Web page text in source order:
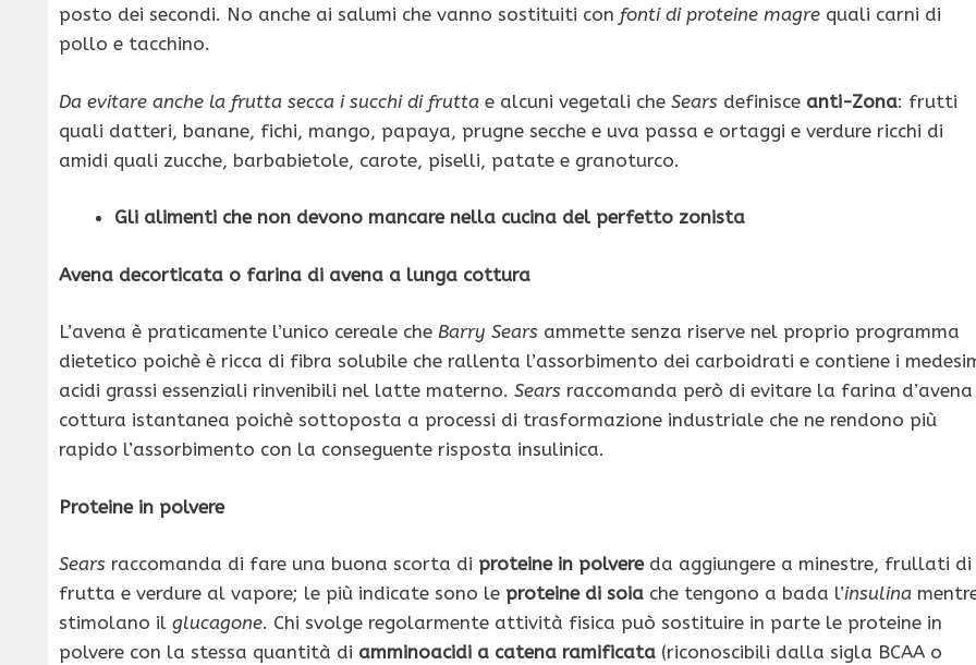
posto dei secondi. No anche ai salumi che vanno sostituiti con fonti di proteine magre quali carni di
pollo e tacchino.
Da evitare anche la frutta secca i succhi di frutta e alcuni vegetali che Sears definisce anti-Zona: frutti
quali datteri, banane, fichi, mango, papaya, prugne secche e uva passa e ortaggi e verdure ricchi di
amidi quali zucche, barbabietole, carote, piselli, patate e granoturco.
Gli alimenti che non devono mancare nella cucina del perfetto zonista
Avena decorticata o farina di avena a lunga cottura
L’avena è praticamente l’unico cereale che Barry Sears ammette senza riserve nel proprio programma
dietetico poichè è ricca di fibra solubile che rallenta l’assorbimento dei carboidrati e contiene i
acidi grassi essenziali rinvenibili nel latte materno. Sears raccomanda però di evitare la farina
cottura istantanea poichè sottoposta a processi di trasformazione industriale che ne rendono più
rapido l’assorbimento con la conseguente risposta insulinica.
Proteine in polvere
Sears raccomanda di fare una buona scorta di proteine in polvereda aggiungere a minestre, frullati di
frutta e verdure al vapore; le più indicate sono le proteine di soia che tengono a bada l’insulina
stimolano il glucagone. Chi svolge regolarmente attività fisica può sostituire in parte le proteine in
polvere con la stessa quantità di amminoacidi a catena ramificata (riconoscibili dalla sigla BCAA o